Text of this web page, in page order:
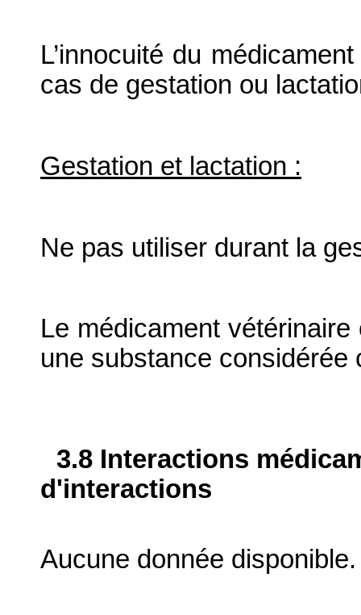
L’innocuité du
cas de gestation ou
Gestation et lactation :
Ne pas utiliser durant la
Le médicament
une substance considérée
3.8 Interactions
d'interactions
Aucune donnée disponible.